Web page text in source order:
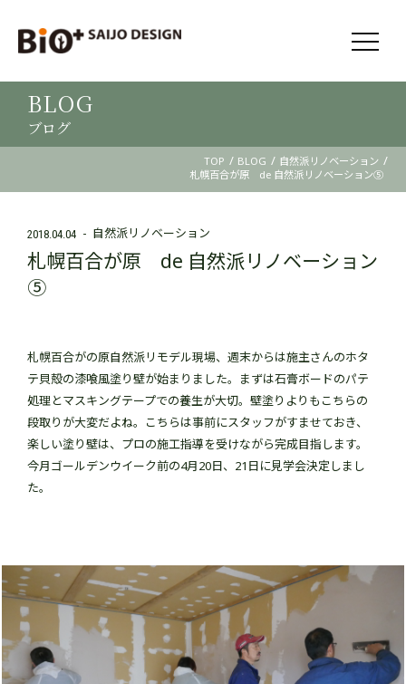
BLOG
ブログ
TOP / BLOG / 自然派リノベーション /
札幌百合が原 de 自然派リノベーション⑤
2018.04.04 自然派リノベーション
札幌百合が原 de 自然派リノベーション
⑤
札幌百合がの原自然派リモデル現場、週末からは施主さんのホタ
テ貝殻の漆喰風塗り壁が始まりました。まずは石膏ボードのパテ
処理とマスキングテープでの養生が大切。壁塗りよりもこちらの
段取りが大変だよね。こちらは事前にスタッフがすませておき、
楽しい塗り壁は、プロの施工指導を受けながら完成目指します。
今月ゴールデンウイーク前の4月20日、21日に見学会決定しまし
た。